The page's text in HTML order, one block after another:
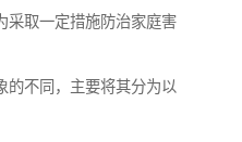
采取一定措施防治家庭害
的不同，主要将其分为以